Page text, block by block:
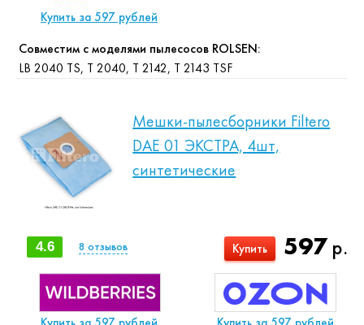
Купить за 597 рублей
Совместим с моделями пылесосов ROLSEN:
LB 2040 TS, T 2040, T 2142, T 2143 TSF
Мешки-пылесборники Filtero
DAE 01 ЭКСТРА, 4шт,
синтетические
597р.
Купить
4.6 8 отзывов